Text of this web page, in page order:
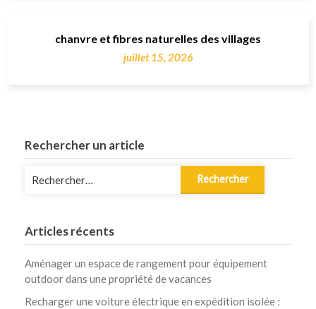
chanvre et fibres naturelles des villages
juillet 15, 2026
Rechercher un article
Articles récents
Aménager un espace de rangement pour équipement
outdoor dans une propriété de vacances
Recharger une voiture électrique en expédition isolée :